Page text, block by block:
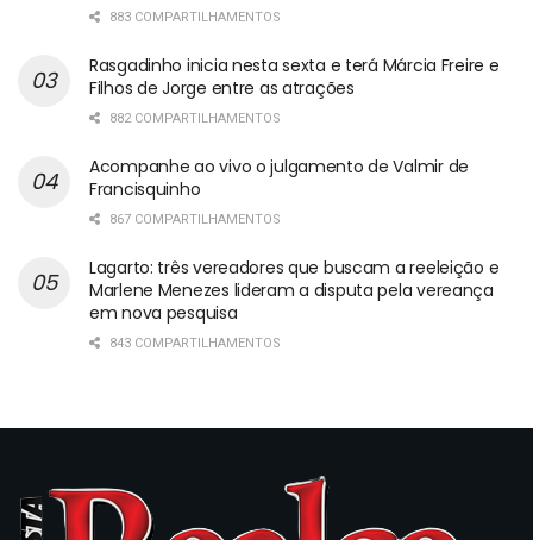
883 COMPARTILHAMENTOS
Rasgadinho inicia nesta sexta e terá Márcia Freire e
Filhos de Jorge entre as atrações
882 COMPARTILHAMENTOS
Acompanhe ao vivo o julgamento de Valmir de
Francisquinho
867 COMPARTILHAMENTOS
Lagarto: três vereadores que buscam a reeleição e
Marlene Menezes lideram a disputa pela vereança
em nova pesquisa
843 COMPARTILHAMENTOS